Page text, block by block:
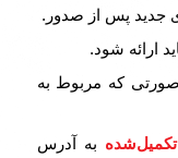
جدید پس از صدور.
ارائه شود.
که مربوط به
به آدرس